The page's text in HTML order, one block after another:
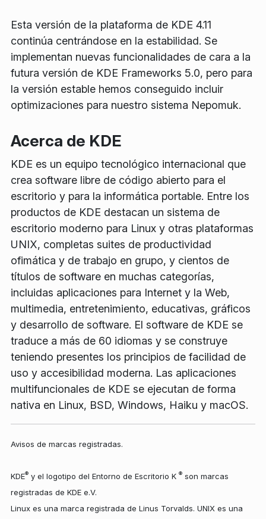
Esta versión de la plataforma de KDE 4.11
continúa centrándose en la estabilidad. Se
implementan nuevas funcionalidades de cara a la
futura versión de KDE Frameworks 5.0, pero para
la versión estable hemos conseguido incluir
optimizaciones para nuestro sistema Nepomuk.
Acerca de KDE
KDE es un equipo tecnológico internacional que
crea software libre de código abierto para el
escritorio y para la informática portable. Entre los
productos de KDE destacan un sistema de
escritorio moderno para Linux y otras plataformas
UNIX, completas suites de productividad
ofimática y de trabajo en grupo, y cientos de
títulos de software en muchas categorías,
incluidas aplicaciones para Internet y la Web,
multimedia, entretenimiento, educativas, gráficos
y desarrollo de software. El software de KDE se
traduce a más de 60 idiomas y se construye
teniendo presentes los principios de facilidad de
uso y accesibilidad moderna. Las aplicaciones
multifuncionales de KDE se ejecutan de forma
nativa en Linux, BSD, Windows, Haiku y macOS.
Avisos de marcas registradas.
KDE® y el logotipo del Entorno de Escritorio K ® son marcas
registradas de KDE e.V.
Linux es una marca registrada de Linus Torvalds. UNIX es una